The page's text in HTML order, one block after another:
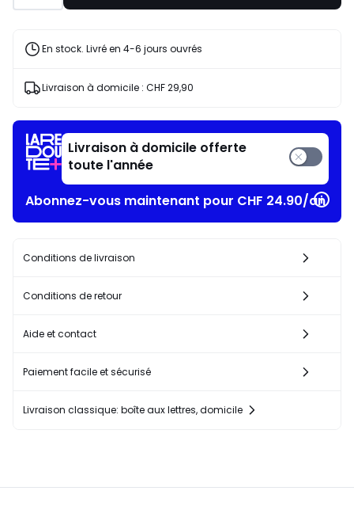
En stock. Livré en 4-6 jours ouvrés
Livraison à domicile : CHF 29,90
Livraison à domicile offerte
toute l'année
Abonnez-vous maintenant pour CHF 24.90/an​
Conditions de livraison
Conditions de retour
Aide et contact
Paiement facile et sécurisé
Livraison classique: boîte aux lettres, domicile